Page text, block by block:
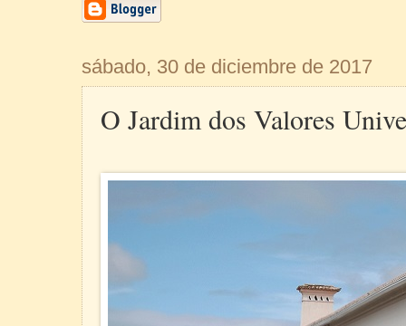
sábado, 30 de diciembre de 2017
O Jardim dos Valores